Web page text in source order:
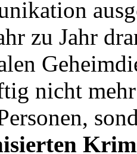
zu Jahr
nicht